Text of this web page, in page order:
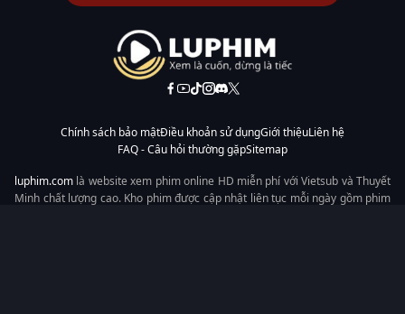
Chính sách bảo mậtĐiều khoản sử dụngGiới thiệuLiên hệ
FAQ - Câu hỏi thường gặpSitemap
luphim.com là website xem phim online HD miễn phí với Vietsub và Thuyết
Minh chất lượng cao. Kho phim được cập nhật liên tục mỗi ngày gồm phim